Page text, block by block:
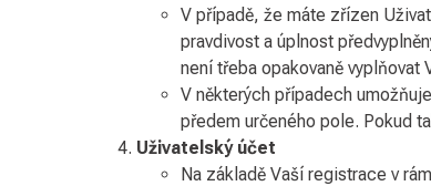
V případě, že máte zřízen
pravdivost a úplnost
není třeba opakovaně vyplňovat
V některých případech
předem určeného pole. Pokud
Uživatelský účet
Na základě Vaší registrace v